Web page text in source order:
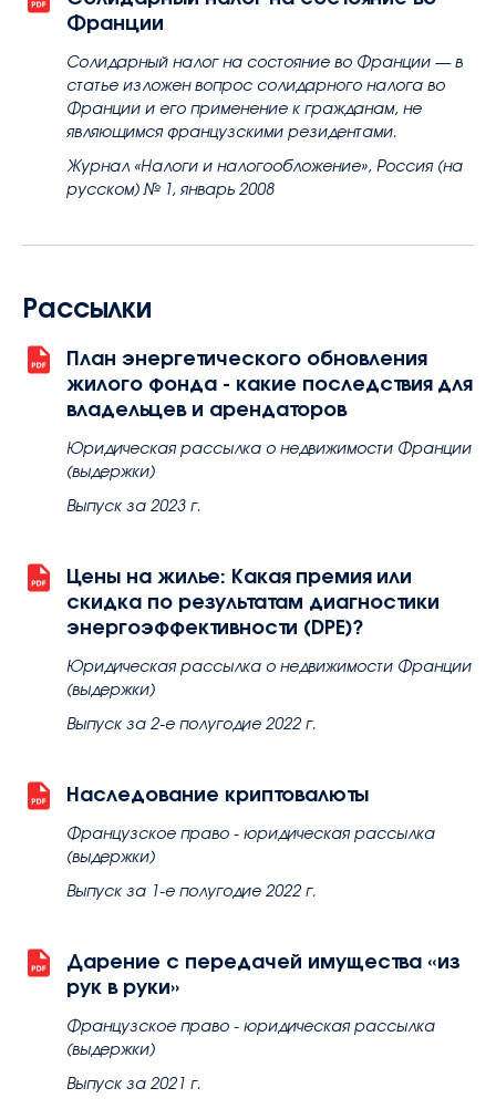
Франции
Солидарный налог на состояние во Франции — в
статье изложен вопрос солидарного налога во
Франции и его применение к гражданам, не
являющимся французскими резидентами.
Журнал «Налоги и налогообложение», Россия (на
русском) № 1, январь 2008
Рассылки
План энергетического обновления
жилого фонда - какие последствия для
владельцев и арендаторов
Юридическая рассылка о недвижимости Франции
(выдержки)
Выпуск за 2023 г.
Цены на жилье: Какая премия или
скидка по результатам диагностики
энергоэффективности (DPE)?
Юридическая рассылка о недвижимости Франции
(выдержки)
Выпуск за 2-е полугодие 2022 г.
Наследование криптовалюты
Французское право - юридическая рассылка
(выдержки)
Выпуск за 1-е полугодие 2022 г.
Дарение с передачей имущества «из
рук в руки»
Французское право - юридическая рассылка
(выдержки)
Выпуск за 2021 г.